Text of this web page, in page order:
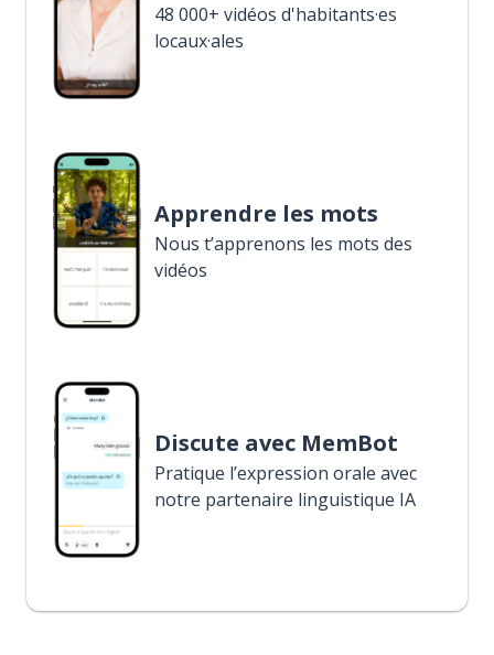
48 000+ vidéos d'habitants·es
locaux·ales
Apprendre les mots
Nous t’apprenons les mots des
vidéos
Discute avec MemBot
Pratique l’expression orale avec
notre partenaire linguistique IA